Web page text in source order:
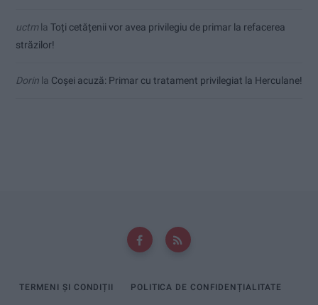
uctmla Toți cetățenii vor avea privilegiu de primar la refacerea
străzilor!
Dorin la Coșei acuză: Primar cu tratament privilegiat la Herculane!
TERMENI ȘI CONDIȚII POLITICA DE CONFIDENȚIALITATE